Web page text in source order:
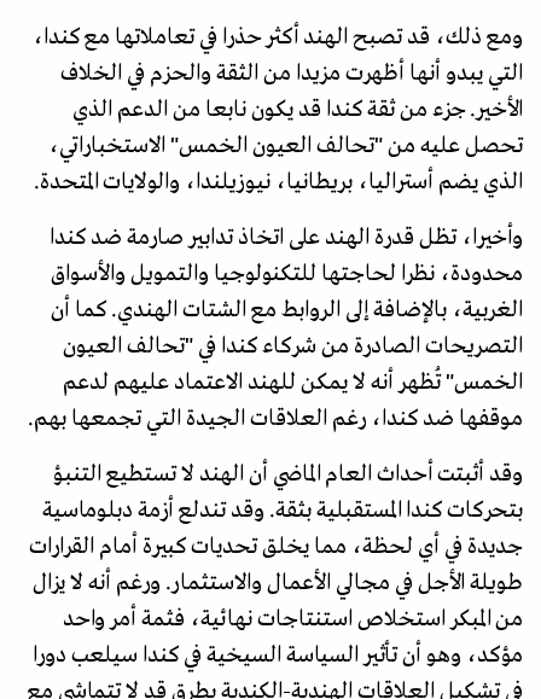
ومع ذلك، قد تصبح الهند أكثر حذرا في تعاملاتها مع كندا،
التي يبدو أنها أظهرت مزيدا من الثقة والحزم في الخلاف
الأخير. جزء من ثقة كندا قد يكون نابعا من الدعم الذي
تحصل عليه من "تحالف العيون الخمس" الاستخباراتي،
الذي يضم أستراليا، بريطانيا، نيوزيلندا، والولايات المتحدة.
وأخيرا، تظل قدرة الهند على اتخاذ تدابير صارمة ضد كندا
محدودة، نظرا لحاجتها للتكنولوجيا والتمويل والأسواق
الغربية، بالإضافة إلى الروابط مع الشتات الهندي. كما أن
التصريحات الصادرة من شركاء كندا في "تحالف العيون
الخمس" تُظهر أنه لا يمكن للهند الاعتماد عليهم لدعم
موقفها ضد كندا، رغم العلاقات الجيدة التي تجمعها بهم.
وقد أثبتت أحداث العام الماضي أن الهند لا تستطيع التنبؤ
بتحركات كندا المستقبلية بثقة. وقد تندلع أزمة دبلوماسية
جديدة في أي لحظة، مما يخلق تحديات كبيرة أمام القرارات
طويلة الأجل في مجالي الأعمال والاستثمار. ورغم أنه لا يزال
من المبكر استخلاص استنتاجات نهائية، فثمة أمر واحد
مؤكد، وهو أن تأثير السياسة السيخية في كندا سيلعب دورا
في تشكيل العلاقات الهندية-الكندية بطرق قد لا تتماشى مع